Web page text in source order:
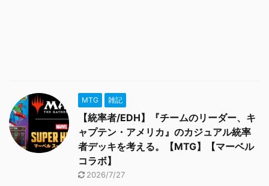
MTG 雑記
【統率者/EDH】『チームのリーダー、キ
ャプテン・アメリカ』のカジュアル統率
者デッキを考える。【MTG】【マーベル
コラボ】
2026/7/27